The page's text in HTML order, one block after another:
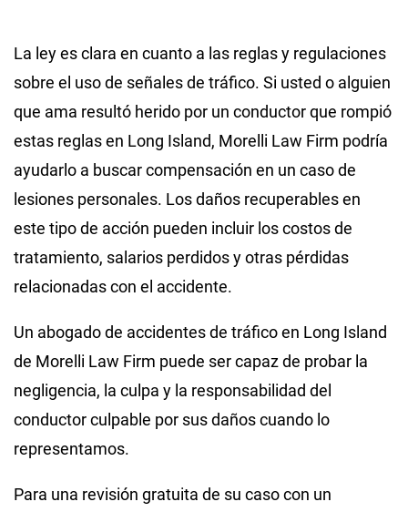
La ley es clara en cuanto a las reglas y regulaciones
sobre el uso de señales de tráfico. Si usted o alguien
que ama resultó herido por un conductor que rompió
estas reglas en Long Island, Morelli Law Firm podría
ayudarlo a buscar compensación en un caso de
lesiones personales. Los daños recuperables en
este tipo de acción pueden incluir los costos de
tratamiento, salarios perdidos y otras pérdidas
relacionadas con el accidente.
Un abogado de accidentes de tráfico en Long Island
de Morelli Law Firm puede ser capaz de probar la
negligencia, la culpa y la responsabilidad del
conductor culpable por sus daños cuando lo
representamos.
Para una revisión gratuita de su caso con un